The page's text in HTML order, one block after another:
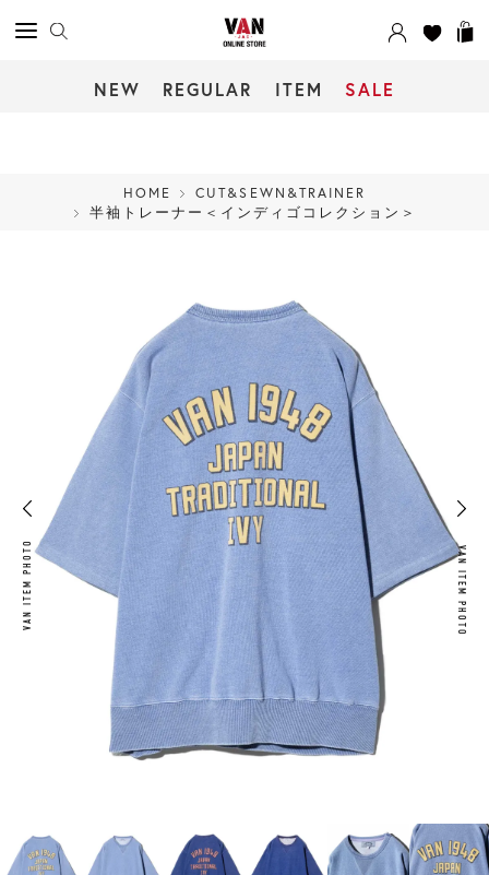
NEW REGULAR ITEM SALE
HOME
CUT&SEWN&TRAINER
半袖トレーナー＜インディゴコレクション＞
VAN ITEM PHOTO
VAN ITEM PHOTO